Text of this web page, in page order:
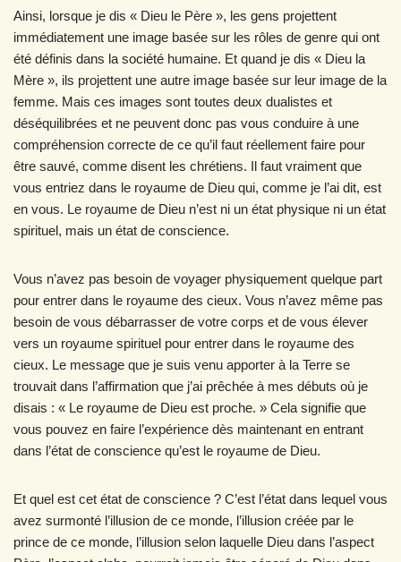
Ainsi, lorsque je dis « Dieu le Père », les gens projettent
immédiatement une image basée sur les rôles de genre qui ont
été définis dans la société humaine. Et quand je dis « Dieu la
Mère », ils projettent une autre image basée sur leur image de la
femme. Mais ces images sont toutes deux dualistes et
déséquilibrées et ne peuvent donc pas vous conduire à une
compréhension correcte de ce qu’il faut réellement faire pour
être sauvé, comme disent les chrétiens. Il faut vraiment que
vous entriez dans le royaume de Dieu qui, comme je l’ai dit, est
en vous. Le royaume de Dieu n’est ni un état physique ni un état
spirituel, mais un état de conscience.
Vous n’avez pas besoin de voyager physiquement quelque part
pour entrer dans le royaume des cieux. Vous n’avez même pas
besoin de vous débarrasser de votre corps et de vous élever
vers un royaume spirituel pour entrer dans le royaume des
cieux. Le message que je suis venu apporter à la Terre se
trouvait dans l’affirmation que j’ai prêchée à mes débuts où je
disais : « Le royaume de Dieu est proche. » Cela signifie que
vous pouvez en faire l’expérience dès maintenant en entrant
dans l’état de conscience qu’est le royaume de Dieu.
Et quel est cet état de conscience ? C’est l’état dans lequel vous
avez surmonté l’illusion de ce monde, l’illusion créée par le
prince de ce monde, l’illusion selon laquelle Dieu dans l’aspect